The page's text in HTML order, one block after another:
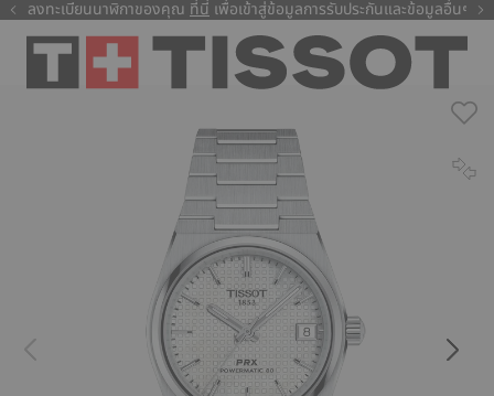
ลงทะเบียนนาฬิกาของคุณ ที่นี่เพื่อเข้าสู่ข้อมูลการรับประกันและข้อมูลอื่นๆ
ที่นี่